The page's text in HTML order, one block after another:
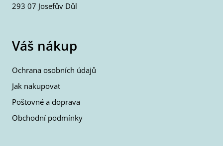
293 07 Josefův Důl
Váš nákup
Ochrana osobních údajů
Jak nakupovat
Poštovné a doprava
Obchodní podmínky